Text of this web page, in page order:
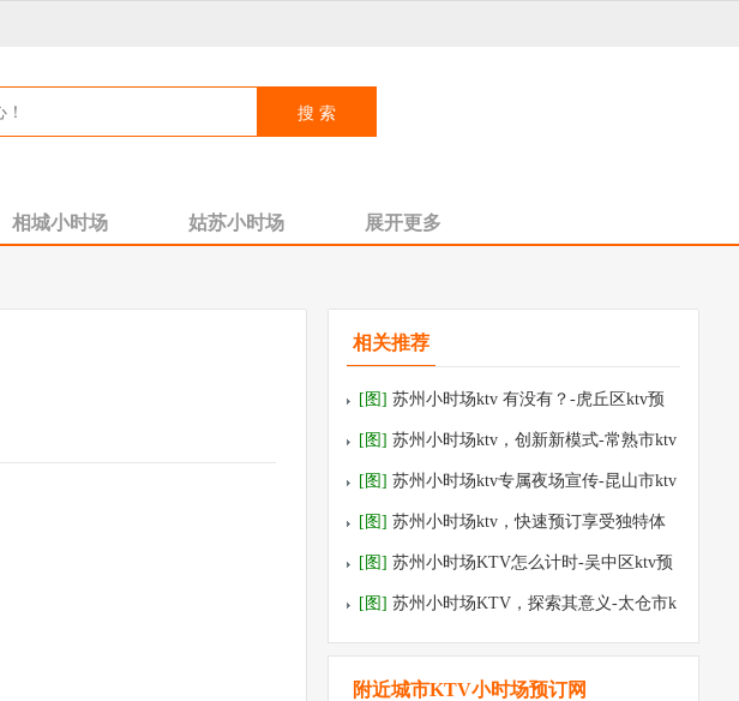
相城小时场 姑苏小时场 展开更多
相关推荐
[图] 苏州小时场ktv 有没有？-虎丘区ktv预
订[图] 苏州小时场ktv，创新新模式-常熟市ktv
预订
[图] 苏州小时场ktv专属夜场宣传-昆山市ktv
预订
[图] 苏州小时场ktv，快速预订享受独特体
验-姑苏区ktv预订
[图] 苏州小时场KTV怎么计时-吴中区ktv预
订[图] 苏州小时场KTV，探索其意义-太仓市k
tv预订
附近城市KTV小时场预订网